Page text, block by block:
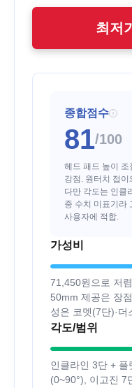
최저
종합점수 i
81/100
헤드 패드 높이 조
강점. 원터치 접
다만 각도는 인클
중 수치 미표기라
사용자에 적합.
가성비
71,450원으로 저
50mm 제공은 장
성은 코멧(7단)·더
각도/범위
인클라인 3단 +
(0~90°), 이고진 7